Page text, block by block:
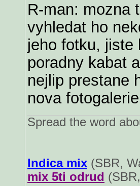
R-man: mozna
vyhledat ho
jeho fotku, jiste
poradny kabat
nejlip prestane
nova
Spread the word
Indica mix (SBR,
mix 5ti odrud